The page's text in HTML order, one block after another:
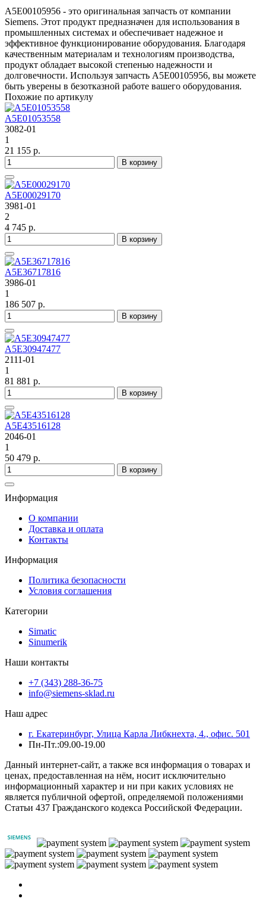
A5E00105956 - это оригинальная запчасть от компании
Siemens. Этот продукт предназначен для использования в
промышленных системах и обеспечивает надежное и
эффективное функционирование оборудования. Благодаря
качественным материалам и технологиям производства,
продукт обладает высокой степенью надежности и
долговечности. Используя запчасть A5E00105956, вы можете
быть уверены в безотказной работе вашего оборудования.
Похожие по артикулу
A5E01053558
3082-01
1
21 155 р.
В корзину
A5E00029170
3981-01
2
4 745 р.
В корзину
A5E36717816
3986-01
1
186 507 р.
В корзину
A5E30947477
2111-01
1
81 881 р.
В корзину
A5E43516128
2046-01
1
50 479 р.
В корзину
Информация
О компании
Доставка и оплата
Контакты
Информация
Политика безопасности
Условия соглашения
Категории
Simatic
Sinumerik
Наши контакты
+7 (343) 288-36-75
info@siemens-sklad.ru
Наш адрес
г. Екатеринбург, Улица Карла Либкнехта, 4., офис. 501
Пн-Пт.:09.00-19.00
Данный интернет-сайт, а также вся информация о товарах и
ценах, предоставленная на нём, носит исключительно
информационный характер и ни при каких условиях не
является публичной офертой, определяемой положениями
Статьи 437 Гражданского кодекса Российской Федерации.